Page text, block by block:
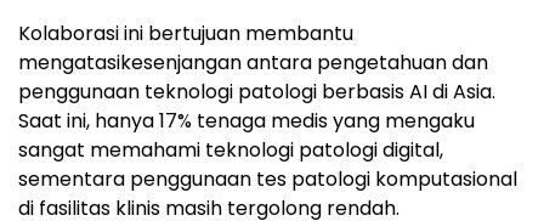
Kolaborasi ini bertujuan membantu
mengatasikesenjangan antara pengetahuan dan
penggunaan teknologi patologi berbasis AI di Asia.
Saat ini, hanya 17% tenaga medis yang mengaku
sangat memahami teknologi patologi digital,
sementara penggunaan tes patologi komputasional
di fasilitas klinis masih tergolong rendah.